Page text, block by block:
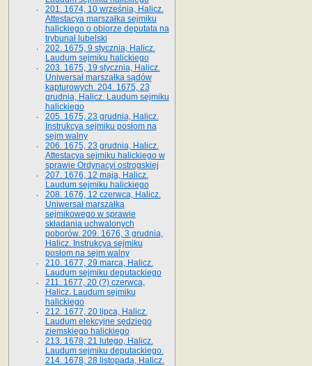
201. 1674, 10 września, Halicz.
Attestacya marszałka sejmiku
halickiego o obiorze deputata na
trybunał lubelski
202. 1675, 9 stycznia, Halicz.
Laudum sejmiku halickiego
203. 1675, 19 stycznia, Halicz.
Uniwersał marszałka sądów
kapturowych. 204. 1675, 23
grudnia, Halicz. Laudum sejmiku
halickiego
205. 1675, 23 grudnia, Halicz.
Instrukcya sejmiku posłom na
sejm walny
206. 1675, 23 grudnia, Halicz.
Attestacya sejmiku halickiego w
sprawie Ordynacyi ostrogskiej
207. 1676, 12 maja, Halicz.
Laudum sejmiku halickiego
208. 1676, 12 czerwca, Halicz.
Uniwersał marszałka
sejmikowego w sprawie
składania uchwalonych
poborów. 209. 1676, 3 grudnia,
Halicz. Instrukcya sejmiku
posłom na sejm walny
210. 1677, 29 marca, Halicz.
Laudum sejmiku deputackiego
211. 1677, 20 (?) czerwca,
Halicz. Laudum sejmiku
halickiego
212. 1677, 20 lipca, Halicz.
Laudum elekcyjne sędziego
ziemskiego halickiego
213. 1678, 21 lutego, Halicz.
Laudum sejmiku deputackiego.
214. 1678, 28 listopada, Halicz.